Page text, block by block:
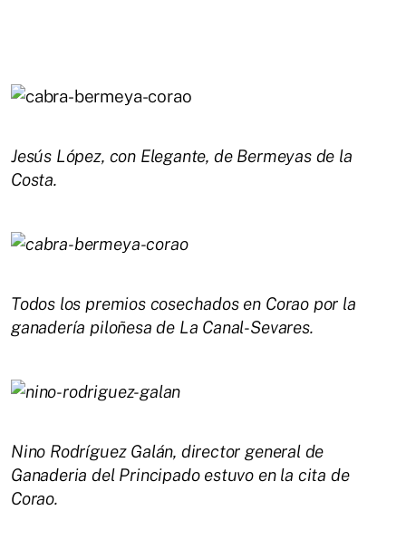
Jesús López, con Elegante, de Bermeyas de la
Costa.
Todos los premios cosechados en Corao por la
ganadería piloñesa de La Canal-Sevares.
Nino Rodríguez Galán, director general de
Ganaderia del Principado estuvo en la cita de
Corao.